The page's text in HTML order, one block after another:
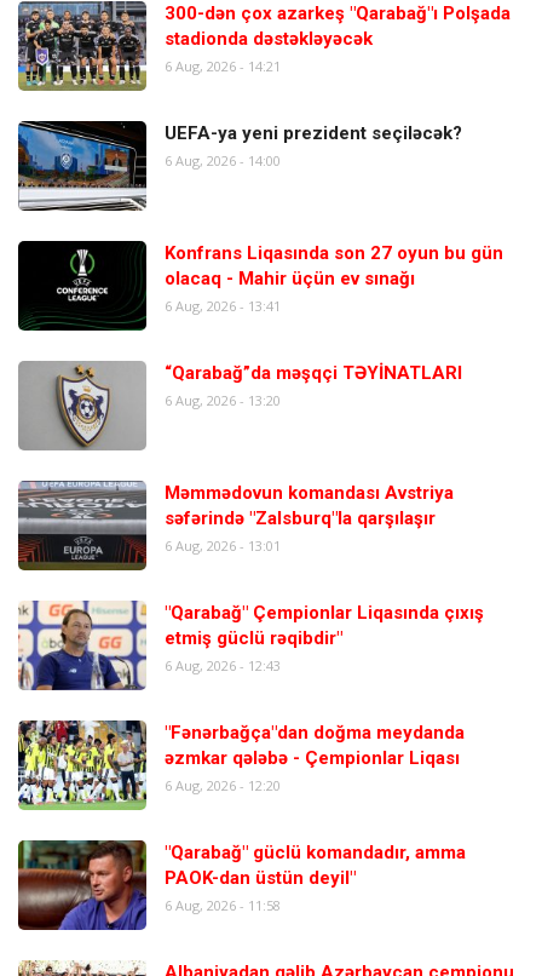
300-dən çox azarkeş "Qarabağ"ı Polşada
stadionda dəstəkləyəcək
6 Aug, 2026 - 14:21
UEFA-ya yeni prezident seçiləcək?
6 Aug, 2026 - 14:00
Konfrans Liqasında son 27 oyun bu gün
olacaq - Mahir üçün ev sınağı
6 Aug, 2026 - 13:41
“Qarabağ”da məşqçi TƏYİNATLARI
6 Aug, 2026 - 13:20
Məmmədovun komandası Avstriya
səfərində "Zalsburq"la qarşılaşır
6 Aug, 2026 - 13:01
"Qarabağ" Çempionlar Liqasında çıxış
etmiş güclü rəqibdir"
6 Aug, 2026 - 12:43
"Fənərbağça"dan doğma meydanda
əzmkar qələbə - Çempionlar Liqası
6 Aug, 2026 - 12:20
"Qarabağ" güclü komandadır, amma
PAOK-dan üstün deyil"
6 Aug, 2026 - 11:58